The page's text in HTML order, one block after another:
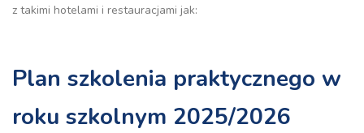
z takimi hotelami i restauracjami jak:
Plan szkolenia praktycznego w
roku szkolnym 2025/2026